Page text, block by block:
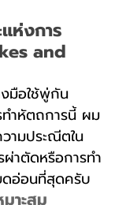
ห่งการ
and
มือใช้พู่กัน
ำหัตถการนี้ ผม
ามประณีตใน
าตัดหรือการทำ
ดอ่อนที่สุดครับ
าะสม